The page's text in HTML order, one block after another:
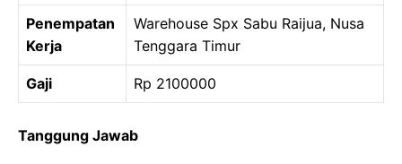
Penempatan
Kerja
Warehouse Spx Sabu Raijua, Nusa
Tenggara Timur
Gaji Rp 2100000
Tanggung Jawab